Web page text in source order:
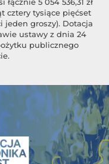
cztery tysiące pięćset
jeden groszy). Dotacja
ustawy z dnia 24
publicznego